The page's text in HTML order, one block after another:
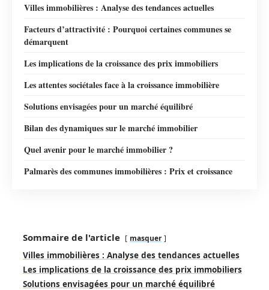
Villes immobilières : Analyse des tendances actuelles
Facteurs d’attractivité : Pourquoi certaines communes se
démarquent
Les implications de la croissance des prix immobiliers
Les attentes sociétales face à la croissance immobilière
Solutions envisagées pour un marché équilibré
Bilan des dynamiques sur le marché immobilier
Quel avenir pour le marché immobilier ?
Palmarès des communes immobilières : Prix et croissance
Sommaire de l'article masquer
Villes immobilières : Analyse des tendances actuelles
Les implications de la croissance des prix immobiliers
Solutions envisagées pour un marché équilibré